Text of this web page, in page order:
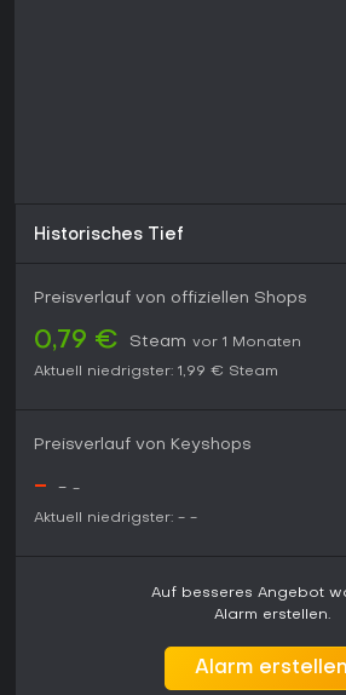
Historisches Tief
Preisverlauf von offiziellen Shops
0,79 € Steam vor 1 Monaten
Aktuell niedrigster: 1,99 € Steam
Preisverlauf von Keyshops
- - -
Aktuell niedrigster: - -
Auf besseres Angebot
Alarm erstellen.
Alarm erstellen